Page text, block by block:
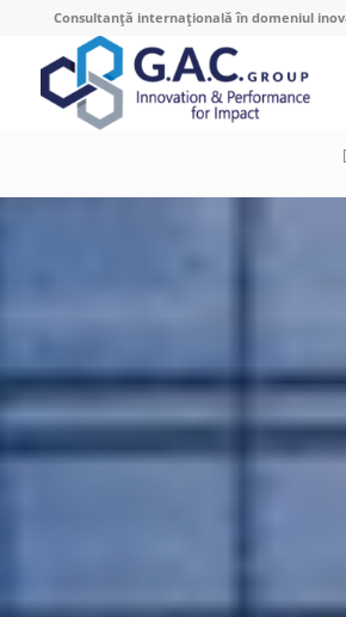
Consultanță internațională în domeniul